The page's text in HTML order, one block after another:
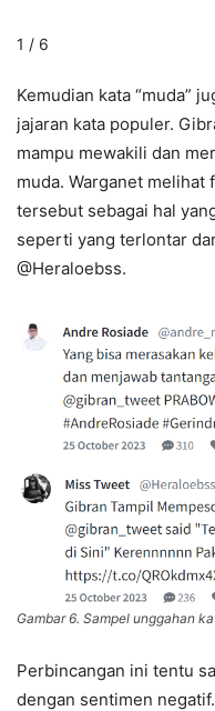
1 / 6
Kemudian kata “muda”
jajaran kata populer.
mampu mewakili dan
muda. Warganet
tersebut sebagai hal
seperti yang terlontar
@Heraloebss.
Gambar 6. Sampel unggahan
Perbincangan ini tentu
dengan sentimen